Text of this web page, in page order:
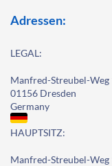
Adressen:
LEGAL:
Manfred-Streubel-Weg
01156 Dresden
Germany
HAUPTSITZ:
Manfred-Streubel-Weg